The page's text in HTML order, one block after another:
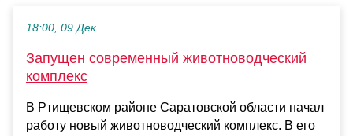
18:00, 09 Дек
Запущен современный животноводческий
комплекс
В Ртищевском районе Саратовской области начал
работу новый животноводческий комплекс. В его